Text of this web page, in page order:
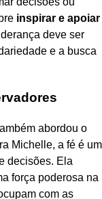
inspirar e apoiar
deve ser
e a busca
abordou o
Michelle, a fé é um
decisões. Ela
força poderosa na
com as